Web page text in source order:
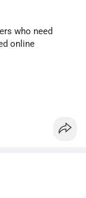
who need
online